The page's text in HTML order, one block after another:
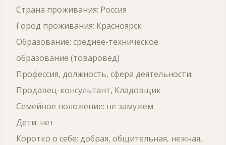
Страна проживания: Россия
Город проживания: Красноярск
Образование: среднее-техническое
образование (товаровед)
Профессия, должность, сфера деятельности:
Продавец-консультант, Кладовщик
Семейное положение: не замужем
Дети: нет
Коротко о себе: добрая, общительная, нежная,